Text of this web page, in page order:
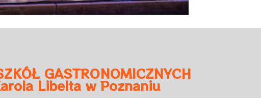
GASTRONOMICZNYCH
Libelta w Poznaniu